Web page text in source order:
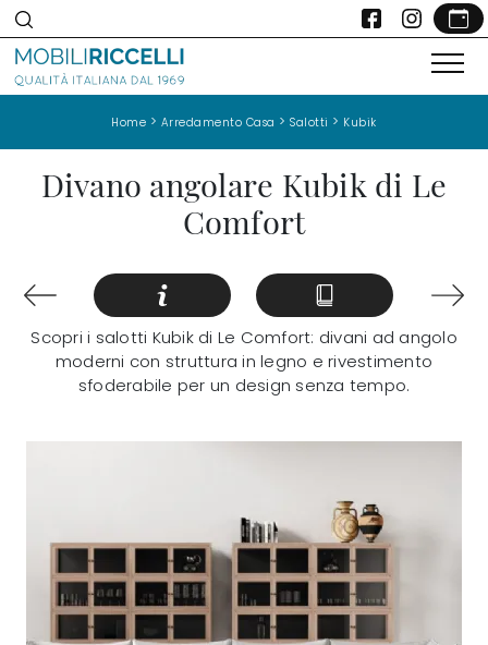
Home > Arredamento Casa >Salotti > Kubik
Divano angolare Kubik di Le
Comfort
Scopri i salotti Kubik di Le Comfort: divani ad angolo
moderni con struttura in legno e rivestimento
sfoderabile per un design senza tempo.